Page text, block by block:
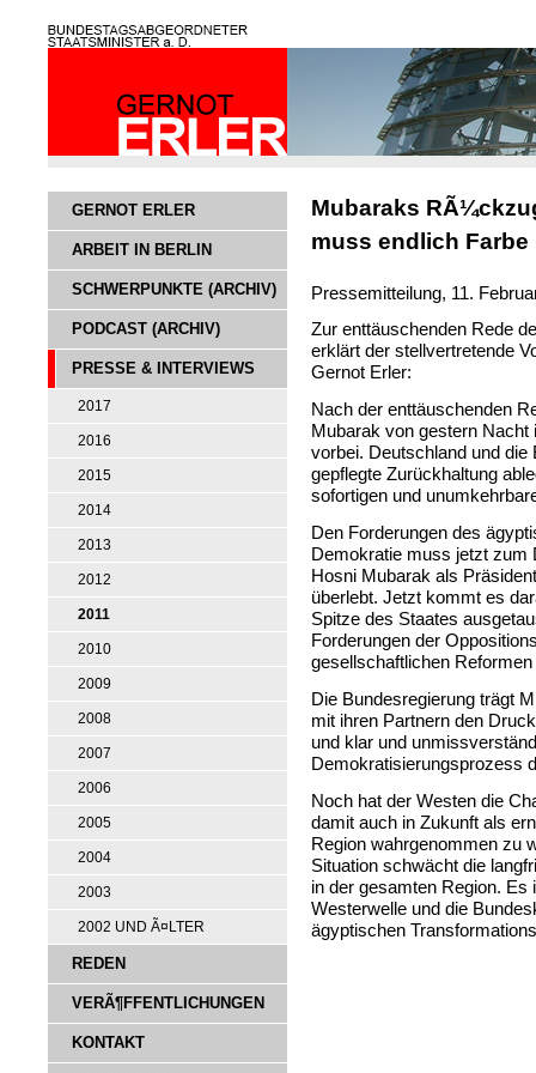
GERNOT ERLER
ARBEIT IN BERLIN
SCHWERPUNKTE (ARCHIV)
PODCAST (ARCHIV)
PRESSE & INTERVIEWS
2017
2016
2015
2014
2013
2012
2011
2010
2009
2008
2007
2006
2005
2004
2003
2002 UND Ã¤LTER
REDEN
VERÃ¶FFENTLICHUNGEN
KONTAKT
Mubaraks
muss endlich Farbe
Pressemitteilung, 11.
Zur enttäuschenden Rede
erklärt der stellvertretende
Gernot Erler:
Nach der enttäuschenden
Mubarak von gestern Nacht
vorbei. Deutschland und
gepflegte Zurückhaltung
sofortigen und
Den Forderungen des
Demokratie muss jetzt zum
Hosni Mubarak als
überlebt. Jetzt kommt es
Spitze des Staates
Forderungen der
gesellschaftlichen
Die Bundesregierung trägt
mit ihren Partnern den
und klar und
Demokratisierungsprozess
Noch hat der Westen die
damit auch in Zukunft als
Region wahrgenommen zu
Situation schwächt die
in der gesamten Region.
Westerwelle und die
ägyptischen